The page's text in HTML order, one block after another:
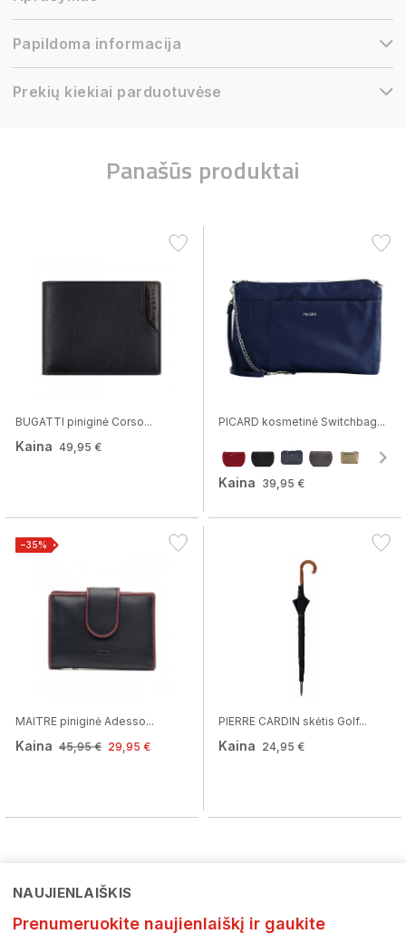
Papildoma informacija
Prekių kiekiai parduotuvėse
Panašūs produktai
BUGATTI piniginė Corso...
Kaina 49,95 €
PICARD kosmetinė Switchbag...
Kaina 39,95 €
−35%
MAITRE piniginė Adesso...
Kaina 45,95 € 29,95 €
PIERRE CARDIN skėtis Golf...
Kaina 24,95 €
NAUJIENLAIŠKIS
Prenumeruokite naujienlaiškį ir gaukite